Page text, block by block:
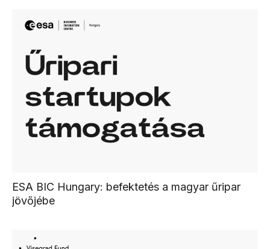
ESA BIC Hungary: befektetés a magyar űripar
jövőjébe